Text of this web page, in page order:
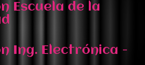
Escuela de la
Ing. Electrónica -